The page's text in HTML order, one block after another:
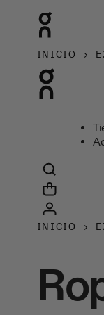
INICIO
INICIO